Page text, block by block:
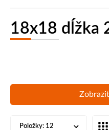
18x18 dĺžka
Položky: 12